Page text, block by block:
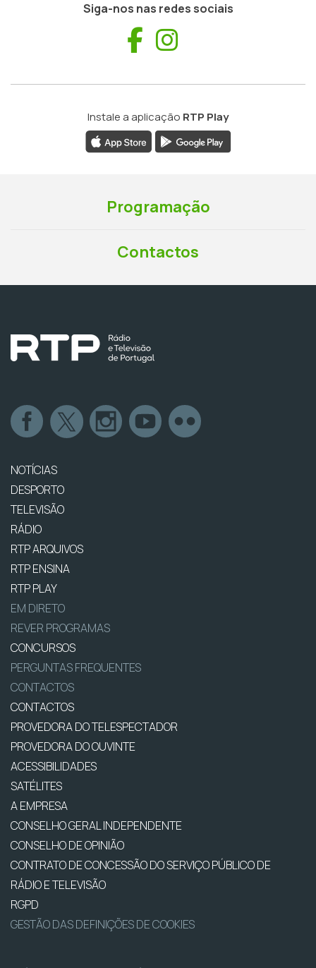
Siga-nos nas redes sociais
Facebook
Instale a aplicação RTP Play
Programação
Contactos
NOTÍCIAS
DESPORTO
TELEVISÃO
RÁDIO
RTP ARQUIVOS
RTP ENSINA
RTP PLAY
EM DIRETO
REVER PROGRAMAS
CONCURSOS
PERGUNTAS FREQUENTES
CONTACTOS
CONTACTOS
PROVEDORA DO TELESPECTADOR
PROVEDORA DO OUVINTE
ACESSIBILIDADES
SATÉLITES
A EMPRESA
CONSELHO GERAL INDEPENDENTE
CONSELHO DE OPINIÃO
CONTRATO DE CONCESSÃO DO SERVIÇO PÚBLICO DE
RÁDIO E TELEVISÃO
RGPD
GESTÃO DAS DEFINIÇÕES DE COOKIES